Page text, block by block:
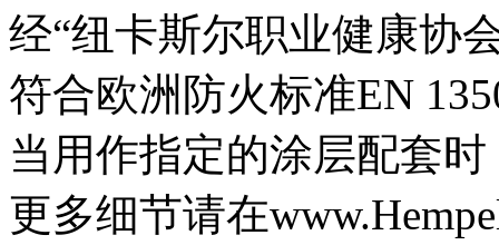
经“纽卡斯尔职业健康协
符合欧洲防火标准EN
当用作指定的涂层配套
更多细节请在